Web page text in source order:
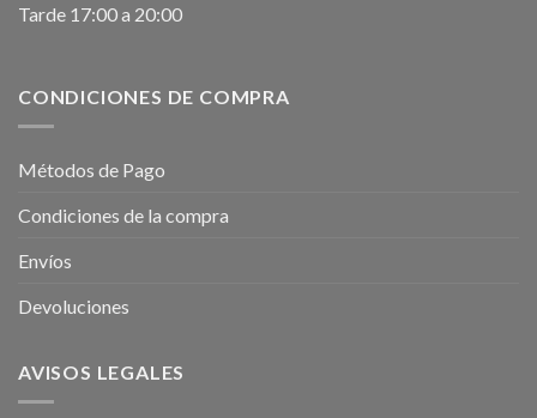
Tarde 17:00 a 20:00
CONDICIONES DE COMPRA
Métodos de Pago
Condiciones de la compra
Envíos
Devoluciones
AVISOS LEGALES